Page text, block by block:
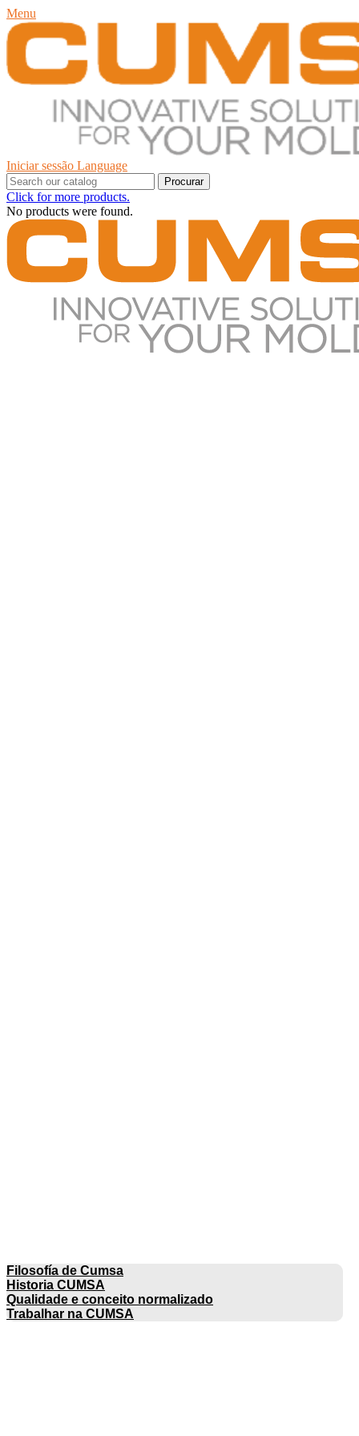
Menu
Iniciar sessão Language
Procurar
Click for more products.
No products were found.
Filosofía de Cumsa
Historia CUMSA
Qualidade e conceito normalizado
Trabalhar na CUMSA